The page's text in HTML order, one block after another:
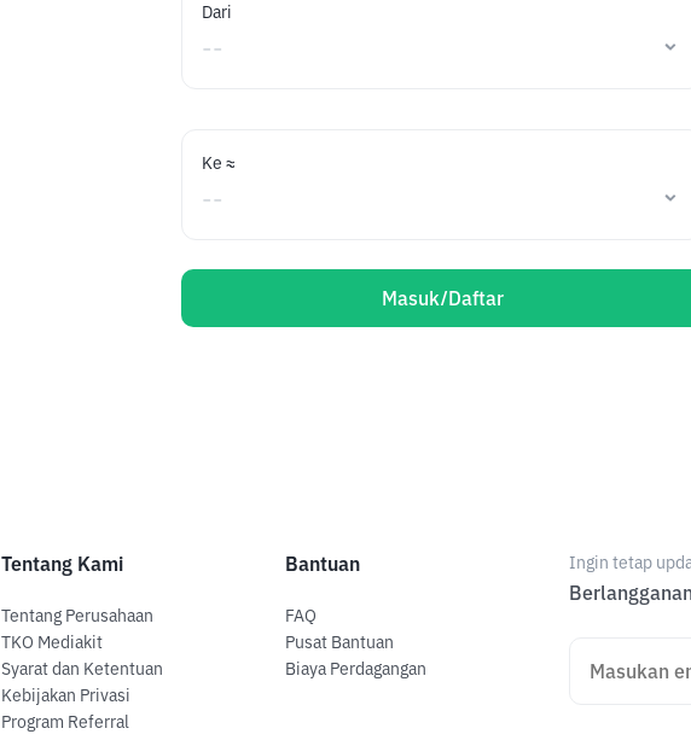
Dari
Ke ≈
Masuk/Daftar
Tentang Kami
Tentang Perusahaan
TKO Mediakit
Syarat dan Ketentuan
Kebijakan Privasi
Program Referral
Bantuan
FAQ
Pusat Bantuan
Biaya Perdagangan
Ingin tetap